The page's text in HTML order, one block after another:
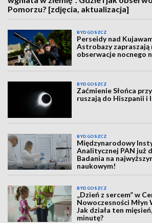
Pomorzu? [zdjęcia, aktualizacja]
BYDGOSZCZ
Perseidy nad
Astrobazy zapraszają
obserwacje nocnego
BYDGOSZCZ
Zaćmienie Słońca
ruszają do Hiszpanii i
BYDGOSZCZ
Międzynarodowy
Analitycznej PAN już
Badania na
naukowym!
BYDGOSZCZ
„Dzień z sercem” w
Nowoczesności Młyn
Jak działa ten
minutę?